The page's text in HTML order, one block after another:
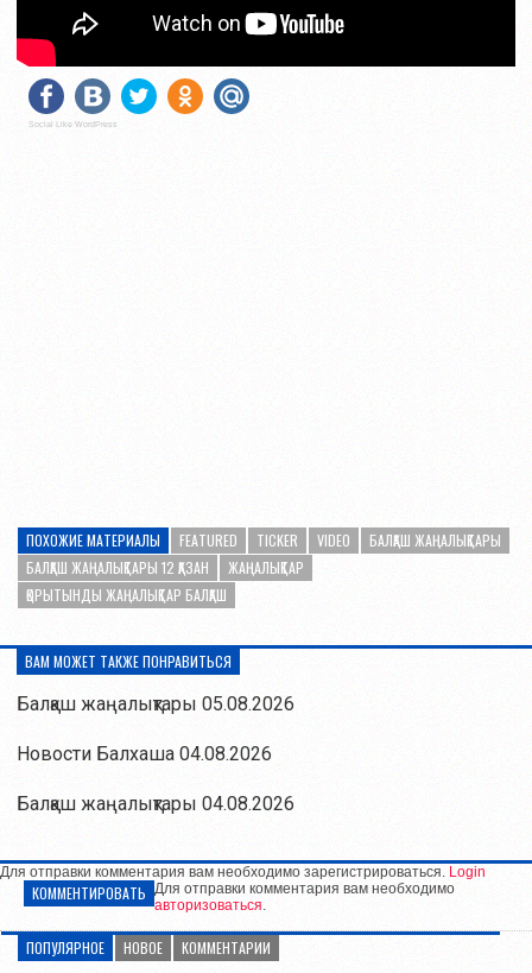
Social Like WordPress
ПОХОЖИЕ МАТЕРИАЛЫ FEATURED TICKER VIDEO
БАЛҚАШ ЖАҢАЛЫҚТАРЫ
БАЛҚАШ ЖАҢАЛЫҚТАРЫ 12 ҚАЗАН
ЖАҢАЛЫҚТАР
ҚОРЫТЫНДЫ ЖАҢАЛЫҚТАР БАЛҚАШ
ВАМ МОЖЕТ ТАКЖЕ ПОНРАВИТЬСЯ
Балқаш жаңалықтары 05.08.2026
Новости Балхаша 04.08.2026
Балқаш жаңалықтары 04.08.2026
Для отправки комментария вам необходимо зарегистрироваться. Login
КОММЕНТИРОВАТЬ Для отправки комментария вам необходимо
авторизоваться.
ПОПУЛЯРНОЕ НОВОЕ КОММЕНТАРИИ